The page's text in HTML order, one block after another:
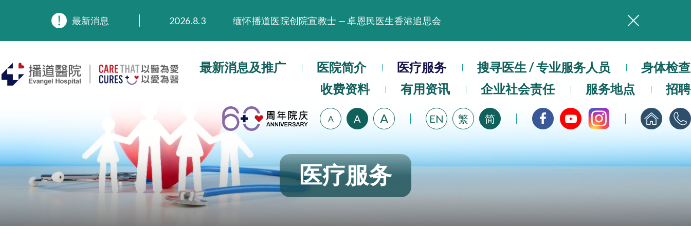
最新消息
2026.3.20
晚间门诊服务延长至晚上11时
2025.8.4
播道医院体检服务获客户正面评价
2025.7.21
最新消息及推广 医院简介 医疗服务 搜寻医生 / 专业服务人员
身体检查
收费资料
有用资讯 企业社会责任 服务地点 招聘
A A A EN 繁 简
医疗服务